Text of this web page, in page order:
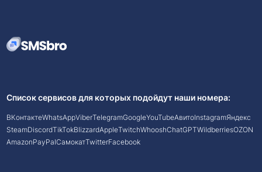
Список сервисов для которых подойдут наши номера:
ВКонтактеWhatsAppViberTelegramGoogleYouTubeАвитоInstagramЯндекс
SteamDiscordTikTokBlizzardAppleTwitchWhooshChatGPTWildberriesOZON
AmazonPayPalСамокатTwitterFacebook